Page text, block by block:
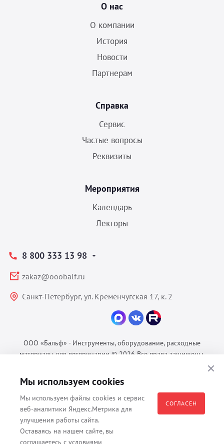
О нас
О компании
История
Новости
Партнерам
Справка
Сервис
Частые вопросы
Реквизиты
Мероприятия
Календарь
Лекторы
8 800 333 13 98
zakaz@ooobalf.ru
Санкт-Петербург, ул. Кременчугская 17, к. 2
ООО «Бальф» - Инструменты, оборудование, расходные
материалы для ветеринарии © 2026 Все права защищены.
Согласие на обработку ПДн
Пользовательское соглашение
Все материалы, содержащиеся на данном веб-сайте, в том числе -
Мы используем cookies
Мы используем файлы cookies и сервис
веб-аналитики Яндекс.Метрика для
улучшения работы сайта.
Оставаясь на нашем сайте, вы
соглашаетесь с условиями
СОГЛАСЕН